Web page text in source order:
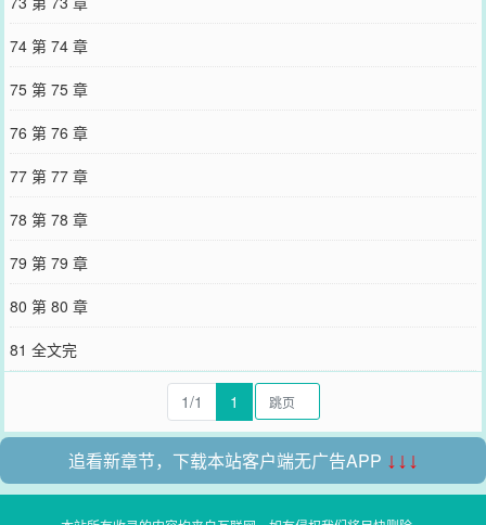
74 第 74 章
75 第 75 章
76 第 76 章
77 第 77 章
78 第 78 章
79 第 79 章
80 第 80 章
81 全文完
1/1 1
追看新章节，下载本站客户端无广告APP ↓↓↓